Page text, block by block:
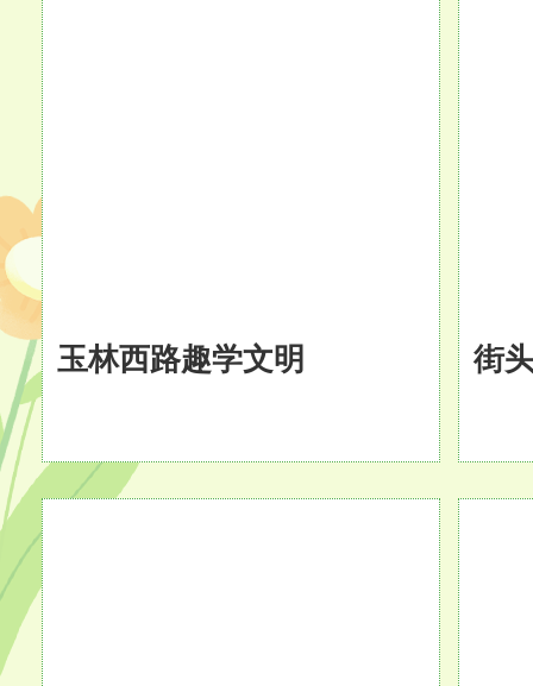
玉林西路趣学文明 街